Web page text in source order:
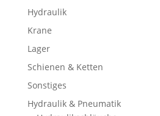
Hydraulik
Krane
Lager
Schienen & Ketten
Sonstiges
Hydraulik & Pneumatik